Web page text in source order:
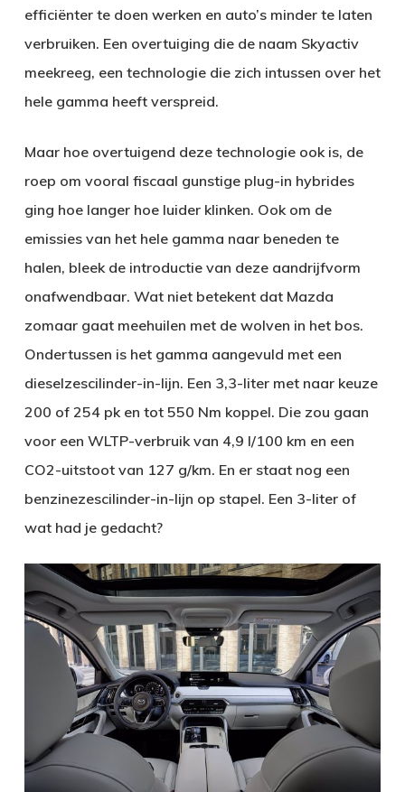
efficiënter te doen werken en auto’s minder te laten
verbruiken. Een overtuiging die de naam Skyactiv
meekreeg, een technologie die zich intussen over het
hele gamma heeft verspreid.
Maar hoe overtuigend deze technologie ook is, de
roep om vooral fiscaal gunstige plug-in hybrides
ging hoe langer hoe luider klinken. Ook om de
emissies van het hele gamma naar beneden te
halen, bleek de introductie van deze aandrijfvorm
onafwendbaar. Wat niet betekent dat Mazda
zomaar gaat meehuilen met de wolven in het bos.
Ondertussen is het gamma aangevuld met een
dieselzescilinder-in-lijn. Een 3,3-liter met naar keuze
200 of 254 pk en tot 550 Nm koppel. Die zou gaan
voor een WLTP-verbruik van 4,9 l/100 km en een
CO2-uitstoot van 127 g/km. En er staat nog een
benzinezescilinder-in-lijn op stapel. Een 3-liter of
wat had je gedacht?